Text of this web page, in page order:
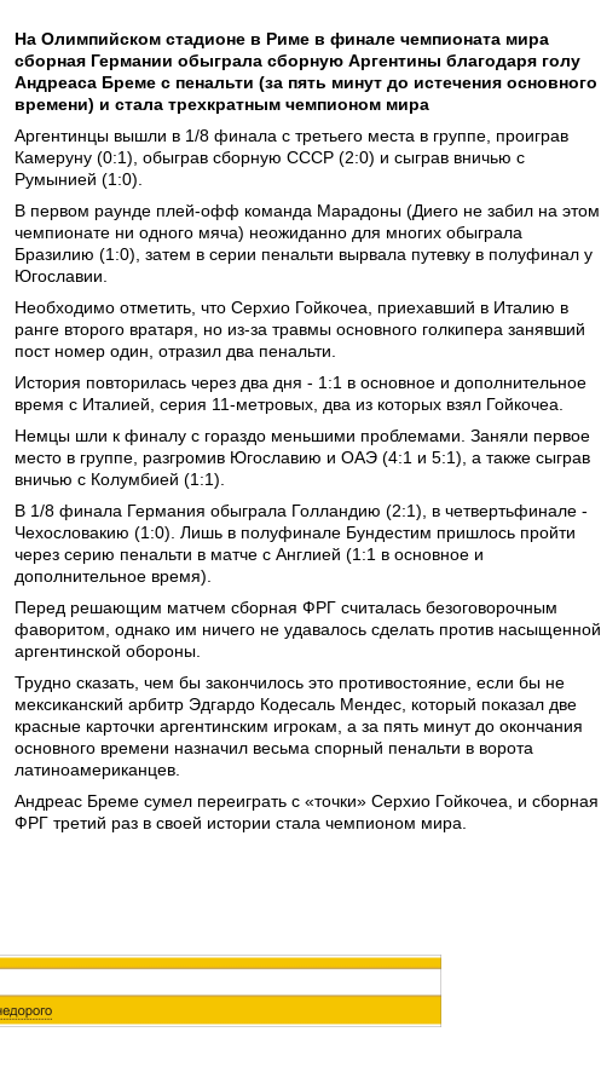
На Олимпийском стадионе в Риме в финале чемпионата мира
сборная Германии обыграла сборную Аргентины благодаря голу
Андреаса Бреме с пенальти (за пять минут до истечения основного
времени) и стала трехкратным чемпионом мира
Аргентинцы вышли в 1/8 финала с третьего места в группе, проиграв
Камеруну (0:1), обыграв сборную СССР (2:0) и сыграв вничью с
Румынией (1:0).
В первом раунде плей-офф команда Марадоны (Диего не забил на этом
чемпионате ни одного мяча) неожиданно для многих обыграла
Бразилию (1:0), затем в серии пенальти вырвала путевку в полуфинал у
Югославии.
Необходимо отметить, что Серхио Гойкочеа, приехавший в Италию в
ранге второго вратаря, но из-за травмы основного голкипера занявший
пост номер один, отразил два пенальти.
История повторилась через два дня - 1:1 в основное и дополнительное
время с Италией, серия 11-метровых, два из которых взял Гойкочеа.
Немцы шли к финалу с гораздо меньшими проблемами. Заняли первое
место в группе, разгромив Югославию и ОАЭ (4:1 и 5:1), а также сыграв
вничью с Колумбией (1:1).
В 1/8 финала Германия обыграла Голландию (2:1), в четвертьфинале -
Чехословакию (1:0). Лишь в полуфинале Бундестим пришлось пройти
через серию пенальти в матче с Англией (1:1 в основное и
дополнительное время).
Перед решающим матчем сборная ФРГ считалась безоговорочным
фаворитом, однако им ничего не удавалось сделать против насыщенной
аргентинской обороны.
Трудно сказать, чем бы закончилось это противостояние, если бы не
мексиканский арбитр Эдгардо Кодесаль Мендес, который показал две
красные карточки аргентинским игрокам, а за пять минут до окончания
основного времени назначил весьма спорный пенальти в ворота
латиноамериканцев.
Андреас Бреме сумел переиграть с «точки» Серхио Гойкочеа, и сборная
ФРГ третий раз в своей истории стала чемпионом мира.